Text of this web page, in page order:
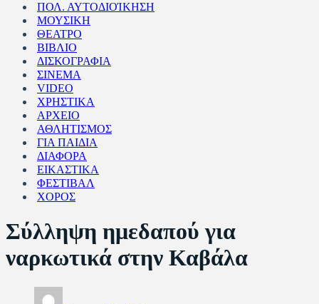
ΠΟΛ. ΑΥΤΟΔΙΟΊΚΗΣΗ
ΜΟΥΣΙΚΗ
ΘΕΑΤΡΟ
ΒΙΒΛΙΟ
ΔΙΣΚΟΓΡΑΦΙΑ
ΣΙΝΕΜΑ
VIDEO
ΧΡΗΣΤΙΚΑ
ΑΡΧΕΙΟ
ΑΘΛΗΤΙΣΜΟΣ
ΓΙΑ ΠΑΙΔΙΑ
ΔΙΑΦΟΡΑ
ΕΙΚΑΣΤΙΚΑ
ΦΕΣΤΙΒΑΛ
ΧΟΡΟΣ
Σύλληψη ημεδαπού για
ναρκωτικά στην Καβάλα